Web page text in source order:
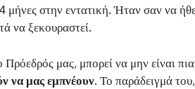
4 μήνες στην εντατική. Ήταν σαν να
να ξεκουραστεί.
μας, μπορεί να μην είναι
να μας εμπνέουν. Το παράδειγμά